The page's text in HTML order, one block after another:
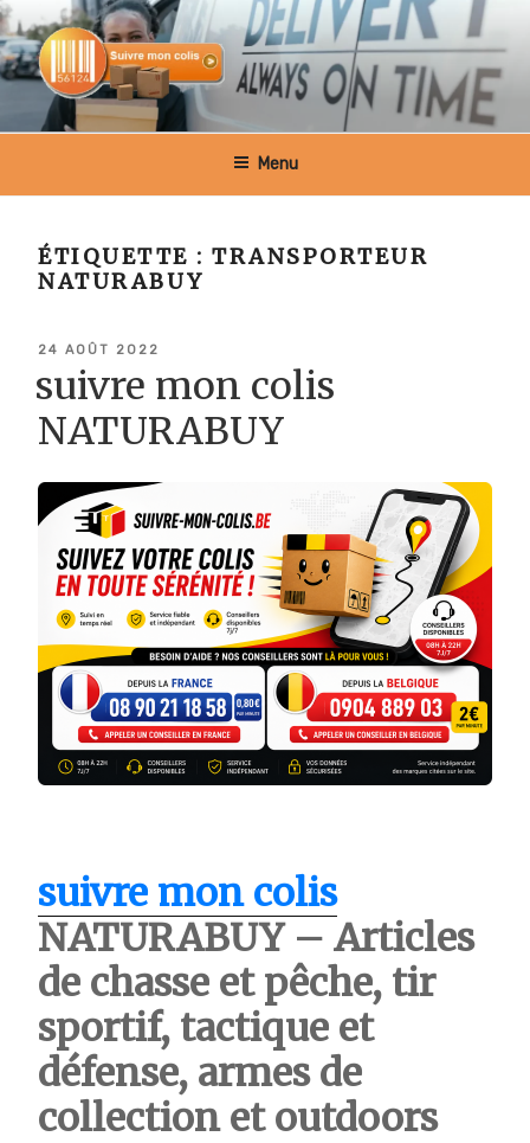
Aller
au
contenu
principal
SUIVRE MON COLIS BELGIQUE
Menu
ÉTIQUETTE :TRANSPORTEUR
NATURABUY
PUBLIÉ
24 AOÛT 2022
suivre mon colis
NATURABUY
suivre mon colis
NATURABUY – Articles
de chasse et pêche, tir
sportif, tactique et
défense, armes de
collection et outdoors